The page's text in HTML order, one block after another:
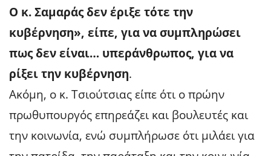
Ο κ. Σαμαράς δεν έριξε τότε την
κυβέρνηση», είπε, για να συμπληρώσει
πως δεν είναι… υπεράνθρωπος, για να
ρίξει την κυβέρνηση.
Ακόμη, ο κ. Τσιούτσιας είπε ότι ο πρώην
πρωθυπουργός επηρεάζει και βουλευτές και
την κοινωνία, ενώ συμπλήρωσε ότι μιλάει για